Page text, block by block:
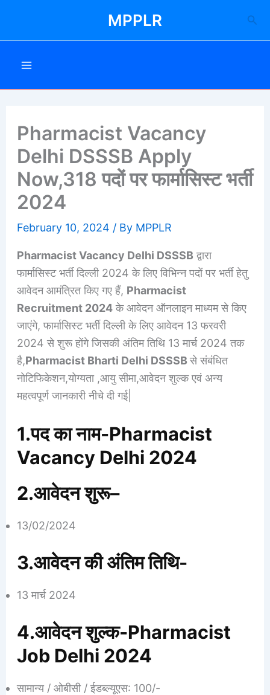
content
MPPLR
Pharmacist Vacancy
Delhi DSSSB Apply
Now,318 पदों पर फार्मासिस्ट भर्ती
2024
February 10, 2024 / By MPPLR
Pharmacist Vacancy Delhi DSSSB द्वारा
फार्मासिस्ट भर्ती दिल्ली 2024 के लिए विभिन्न पदों पर भर्ती हेतु
आवेदन आमंत्रित किए गए हैं, Pharmacist
Recruitment 2024के आवेदन ऑनलाइन माध्यम से किए
जाएंगे, फार्मासिस्ट भर्ती दिल्ली के लिए आवेदन 13 फरवरी
2024 से शुरू होंगे जिसकी अंतिम तिथि 13 मार्च 2024 तक
है,Pharmacist Bharti Delhi DSSSB से संबंधित
नोटिफिकेशन,योग्यता ,आयु सीमा,आवेदन शुल्क एवं अन्य
महत्वपूर्ण जानकारी नीचे दी गई|
1.पद का नाम-Pharmacist
Vacancy Delhi 2024
2.आवेदन शुरू–
13/02/2024
3.आवेदन की अंतिम तिथि-
13 मार्च 2024
4.आवेदन शुल्क-Pharmacist
Job Delhi 2024
सामान्य / ओबीसी / ईडब्ल्यूएस: 100/-